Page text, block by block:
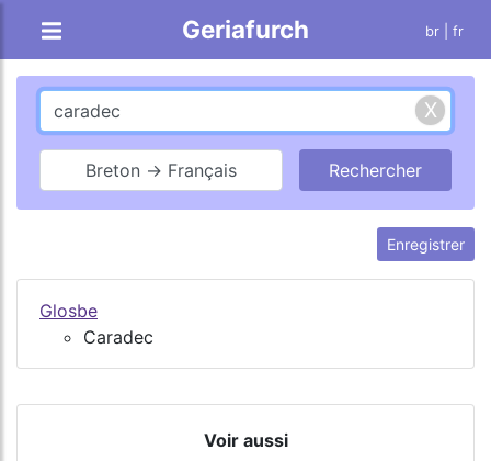
Geriafurch br | fr
Breton → Français
Enregistrer
Glosbe
Caradec
Voir aussi